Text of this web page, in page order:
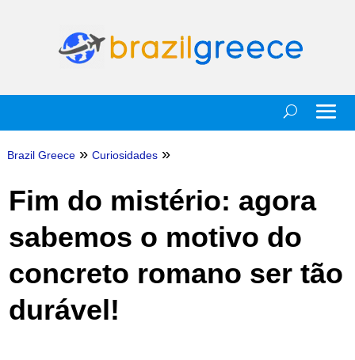
Brazil Greece » Curiosidades »
Fim do mistério: agora
sabemos o motivo do
concreto romano ser tão
durável!